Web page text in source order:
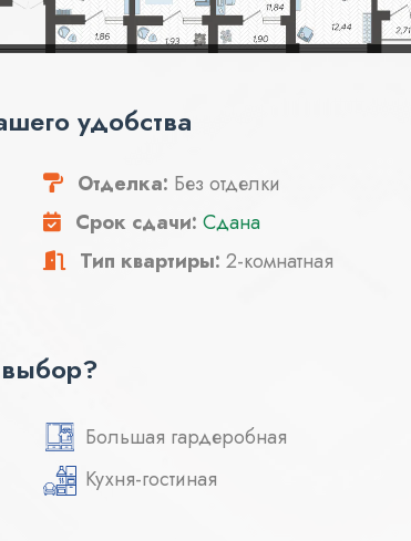
удобства
Отделка: Без отделки
Срок сдачи: Сдана
Тип квартиры: 2-комнатная
Большая гардеробная
Кухня-гостиная